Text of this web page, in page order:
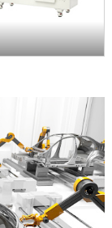
经验，拥有多项